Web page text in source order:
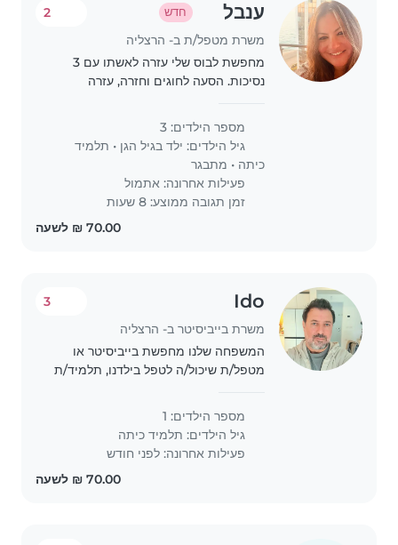
ענבל חדש
משרת מטפל/ת ב- הרצליה
2
מחפשת לבוס שלי עזרה לאשתו עם 3
נסיכות. הסעה לחוגים וחזרה, עזרה
ורכב!!
מספר הילדים: 3
גיל הילדים: ילד בגיל הגן • תלמיד
כיתה • מתבגר
פעילות אחרונה: אתמול
זמן תגובה ממוצע: 8 שעות
Ido
משרת בייביסיטר ב- הרצליה
3
המשפחה שלנו מחפשת בייביסיטר או
מטפל/ת שיכול/ה לטפל בילדנו, תלמיד/ת
מחפשים משגיח/ת חם/ה לב שיכול/ה
לטפל בילדנו..
מספר הילדים: 1
גיל הילדים: תלמיד כיתה
פעילות אחרונה: לפני חודש